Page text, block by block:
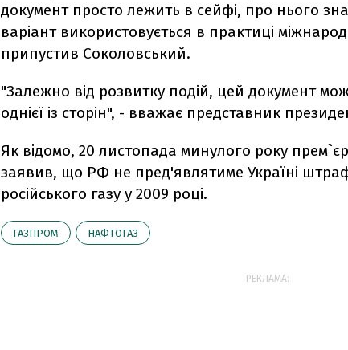
документ просто лежить в сейфі, про нього
варіант використовується в практиці
припустив Соколовський.
"Залежно від розвитку подій, цей документ
однієї із сторін", - вважає представник
Як відомо, 20 листопада минулого року
заявив, що РФ не пред'являтиме Україні
російського газу у 2009 році.
ГАЗПРОМ НАФТОГАЗ
РЕКЛАМА: